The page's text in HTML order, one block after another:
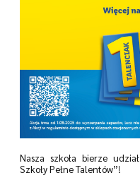
Nasza szkoła bierze
Szkoły Pełne Talentów”!